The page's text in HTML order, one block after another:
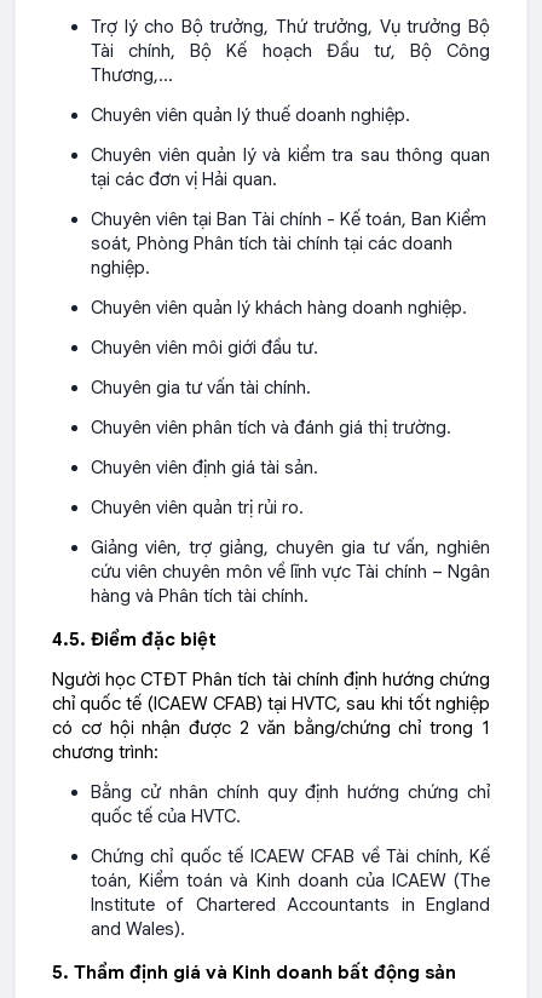
Trợ lý cho Bộ trưởng, Thứ trưởng, Vụ trưởng Bộ
Tài chính, Bộ Kế hoạch Đầu tư, Bộ Công
Thương,...
Chuyên viên quản lý thuế doanh nghiệp.
Chuyên viên quản lý và kiểm tra sau thông quan
tại các đơn vị Hải quan.
Chuyên viên tại Ban Tài chính - Kế toán, Ban Kiểm
soát, Phòng Phân tích tài chính tại các doanh
nghiệp.
Chuyên viên quản lý khách hàng doanh nghiệp.
Chuyên viên môi giới đầu tư.
Chuyên gia tư vấn tài chính.
Chuyên viên phân tích và đánh giá thị trường.
Chuyên viên định giá tài sản.
Chuyên viên quản trị rủi ro.
Giảng viên, trợ giảng, chuyên gia tư vấn, nghiên
cứu viên chuyên môn về lĩnh vực Tài chính – Ngân
hàng và Phân tích tài chính.
4.5. Điểm đặc biệt
Người học CTĐT Phân tích tài chính định hướng chứng
chỉ quốc tế (ICAEW CFAB) tại HVTC, sau khi tốt nghiệp
có cơ hội nhận được 2 văn bằng/chứng chỉ trong 1
chương trình:
Bằng cử nhân chính quy định hướng chứng chỉ
quốc tế của HVTC.
Chứng chỉ quốc tế ICAEW CFAB về Tài chính, Kế
toán, Kiểm toán và Kinh doanh của ICAEW (The
Institute of Chartered Accountants in England
and Wales).
5. Thẩm định giá và Kinh doanh bất động sản